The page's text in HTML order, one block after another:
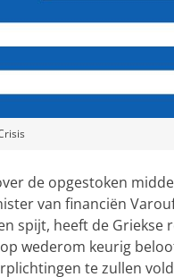
de opgestoken
van financiën
spijt, heeft de Griekse
wederom keurig
te zullen